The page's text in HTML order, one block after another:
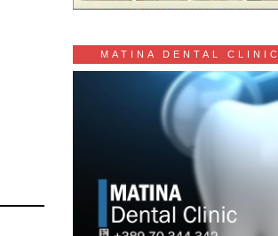
MATINA DENTAL CLINIC